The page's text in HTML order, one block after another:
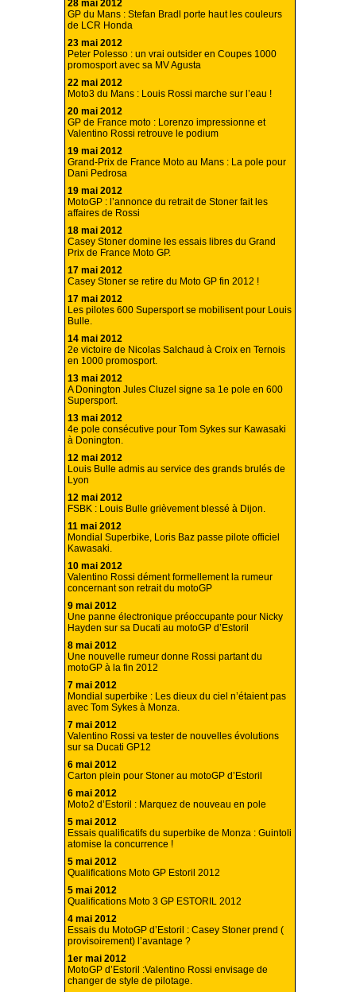
28 mai 2012
GP du Mans : Stefan Bradl porte haut les couleurs
de LCR Honda
23 mai 2012
Peter Polesso : un vrai outsider en Coupes 1000
promosport avec sa MV Agusta
22 mai 2012
Moto3 du Mans : Louis Rossi marche sur l’eau !
20 mai 2012
GP de France moto : Lorenzo impressionne et
Valentino Rossi retrouve le podium
19 mai 2012
Grand-Prix de France Moto au Mans : La pole pour
Dani Pedrosa
19 mai 2012
MotoGP : l’annonce du retrait de Stoner fait les
affaires de Rossi
18 mai 2012
Casey Stoner domine les essais libres du Grand
Prix de France Moto GP.
17 mai 2012
Casey Stoner se retire du Moto GP fin 2012 !
17 mai 2012
Les pilotes 600 Supersport se mobilisent pour Louis
Bulle.
14 mai 2012
2e victoire de Nicolas Salchaud à Croix en Ternois
en 1000 promosport.
13 mai 2012
A Donington Jules Cluzel signe sa 1e pole en 600
Supersport.
13 mai 2012
4e pole consécutive pour Tom Sykes sur Kawasaki
à Donington.
12 mai 2012
Louis Bulle admis au service des grands brulés de
Lyon
12 mai 2012
FSBK : Louis Bulle grièvement blessé à Dijon.
11 mai 2012
Mondial Superbike, Loris Baz passe pilote officiel
Kawasaki.
10 mai 2012
Valentino Rossi dément formellement la rumeur
concernant son retrait du motoGP
9 mai 2012
Une panne électronique préoccupante pour Nicky
Hayden sur sa Ducati au motoGP d’Estoril
8 mai 2012
Une nouvelle rumeur donne Rossi partant du
motoGP à la fin 2012
7 mai 2012
Mondial superbike : Les dieux du ciel n’étaient pas
avec Tom Sykes à Monza.
7 mai 2012
Valentino Rossi va tester de nouvelles évolutions
sur sa Ducati GP12
6 mai 2012
Carton plein pour Stoner au motoGP d’Estoril
6 mai 2012
Moto2 d’Estoril : Marquez de nouveau en pole
5 mai 2012
Essais qualificatifs du superbike de Monza : Guintoli
atomise la concurrence !
5 mai 2012
Qualifications Moto GP Estoril 2012
5 mai 2012
Qualifications Moto 3 GP ESTORIL 2012
4 mai 2012
Essais du MotoGP d’Estoril : Casey Stoner prend (
provisoirement) l’avantage ?
1er mai 2012
MotoGP d’Estoril :Valentino Rossi envisage de
changer de style de pilotage.